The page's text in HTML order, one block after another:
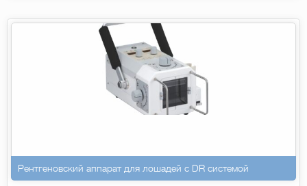
Рентгеновский аппарат для лошадей с DR системой